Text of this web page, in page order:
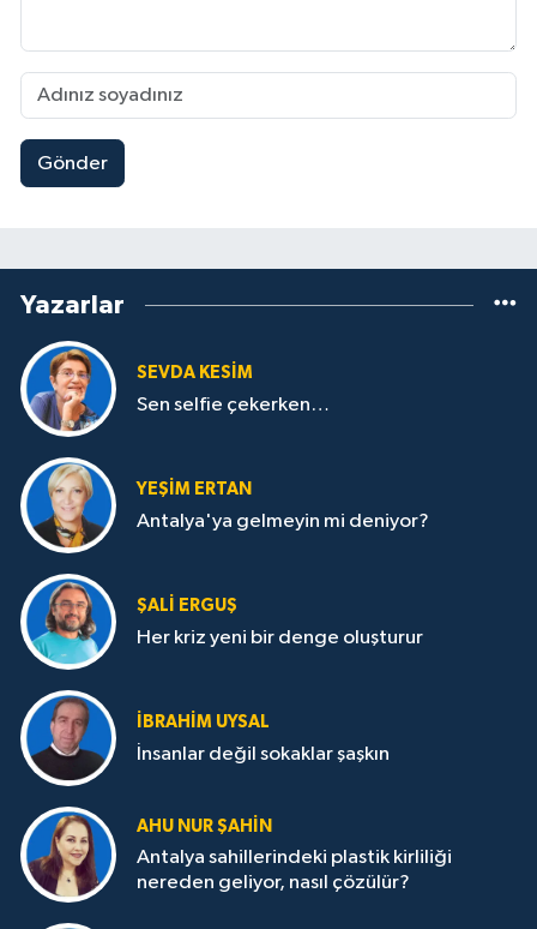
Gönder
Yazarlar
SEVDA KESİM
Sen selfie çekerken…
YEŞIM ERTAN
Antalya'ya gelmeyin mi deniyor?
ŞALI ERGUŞ
Her kriz yeni bir denge oluşturur
İBRAHIM UYSAL
İnsanlar değil sokaklar şaşkın
AHU NUR ŞAHIN
Antalya sahillerindeki plastik kirliliği
nereden geliyor, nasıl çözülür?